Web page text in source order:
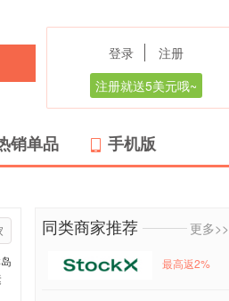
登录
注册
注册就送5美元哦~
销单品 手机版
同类商家推荐 更多>>
最高返2%